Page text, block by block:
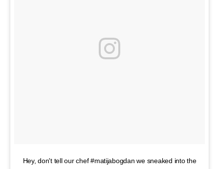
Hey, don't tell our chef #matijabogdan we sneaked into the